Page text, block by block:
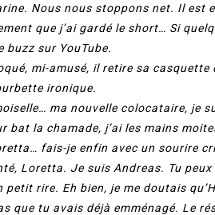
Nous nous stoppons net. Il est
que j’ai gardé le short… Si
buzz sur YouTube.
mi-amusé, il retire sa
ironique.
ma nouvelle colocataire, je
bat la chamade, j’ai les mains
fais-je enfin avec un sourire
Loretta. Je suis Andreas. Tu
petit rire. Eh bien, je me doutais
que tu avais déjà emménagé. Le